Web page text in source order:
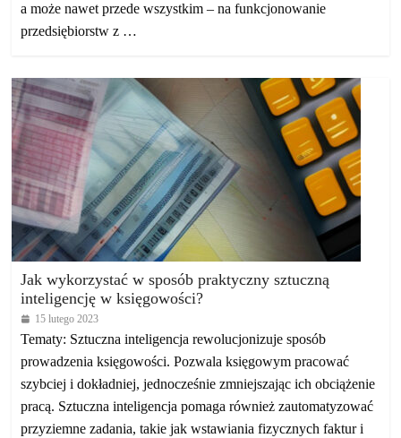
a może nawet przede wszystkim – na funkcjonowanie
przedsiębiorstw z …
Jak wykorzystać w sposób praktyczny sztuczną
inteligencję w księgowości?
15 lutego 2023
Tematy: Sztuczna inteligencja rewolucjonizuje sposób
prowadzenia księgowości. Pozwala księgowym pracować
szybciej i dokładniej, jednocześnie zmniejszając ich obciążenie
pracą. Sztuczna inteligencja pomaga również zautomatyzować
przyziemne zadania, takie jak wstawiania fizycznych faktur i